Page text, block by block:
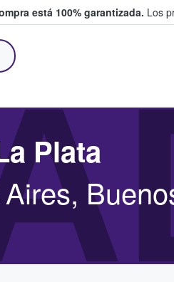
está 100% garantizada. Los
Plata